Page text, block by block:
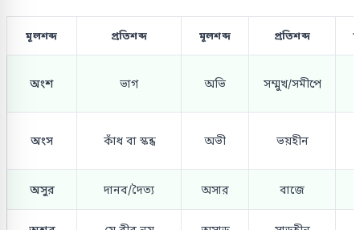
মূলশব্দ প্রতিশব্দ মূলশব্দ প্রতিশব্দ
অংশ ভাগ অভি সম্মুখ/সমীপে
অংস কাঁধ বা স্কন্ধ অভী ভয়হীন
অসুর দানব/দৈত্য অসার বাজে